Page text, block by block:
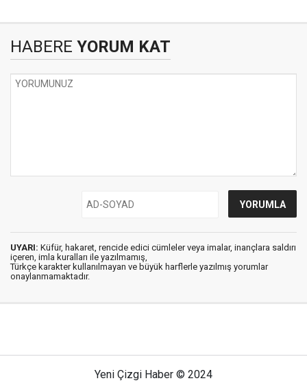
HABERE YORUM KAT
UYARI: Küfür, hakaret, rencide edici cümleler veya imalar, inançlara saldırı
içeren, imla kuralları ile yazılmamış,
Türkçe karakter kullanılmayan ve büyük harflerle yazılmış yorumlar
onaylanmamaktadır.
Yeni Çizgi Haber © 2024